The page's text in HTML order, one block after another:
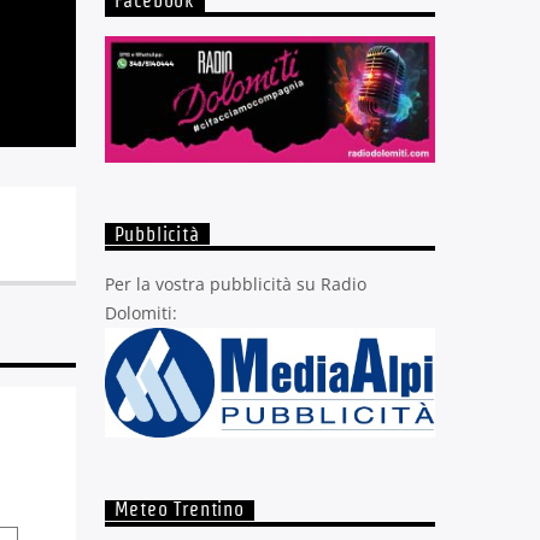
Pubblicità
Per la vostra pubblicità su Radio
Dolomiti:
Meteo Trentino